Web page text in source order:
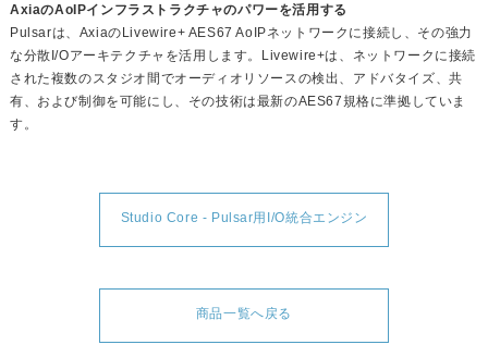
AxiaのAoIPインフラストラクチャのパワーを活用する
Pulsarは、AxiaのLivewire+ AES67 AoIPネットワークに接続し、その強力
な分散I/Oアーキテクチャを活用します。Livewire+は、ネットワークに接続
された複数のスタジオ間でオーディオリソースの検出、アドバタイズ、共
有、および制御を可能にし、その技術は最新のAES67規格に準拠していま
す。
Studio Core - Pulsar用I/O統合エンジン
商品一覧へ戻る